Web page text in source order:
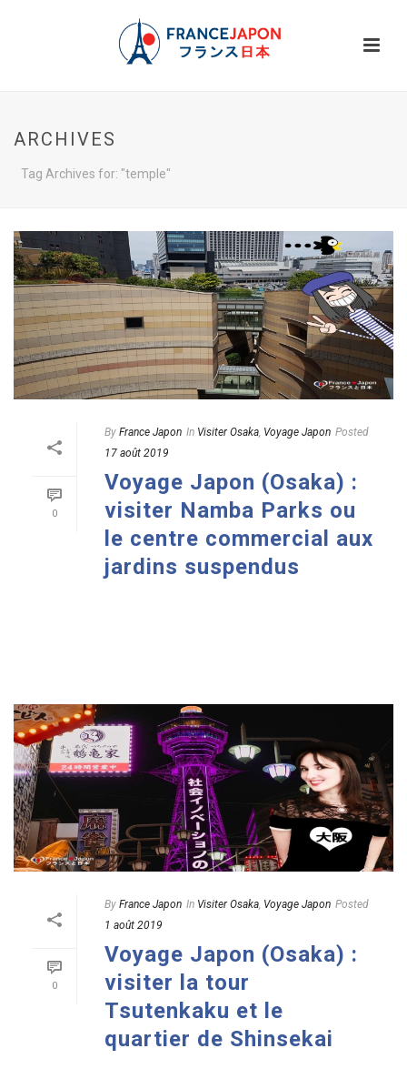
ARCHIVES
Tag Archives for: "temple"
0
By France Japon In Visiter Osaka Voyage Japon Posted
17 août 2019
Voyage Japon (Osaka) :
visiter Namba Parks ou
le centre commercial aux
jardins suspendus
0
By France Japon In Visiter Osaka, Voyage Japon Posted
1 août 2019
Voyage Japon (Osaka) :
visiter la tour
Tsutenkaku et le
quartier de Shinsekai